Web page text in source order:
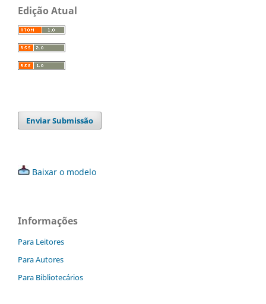
Edição Atual
Enviar Submissão
Baixar o modelo
Informações
Para Leitores
Para Autores
Para Bibliotecários